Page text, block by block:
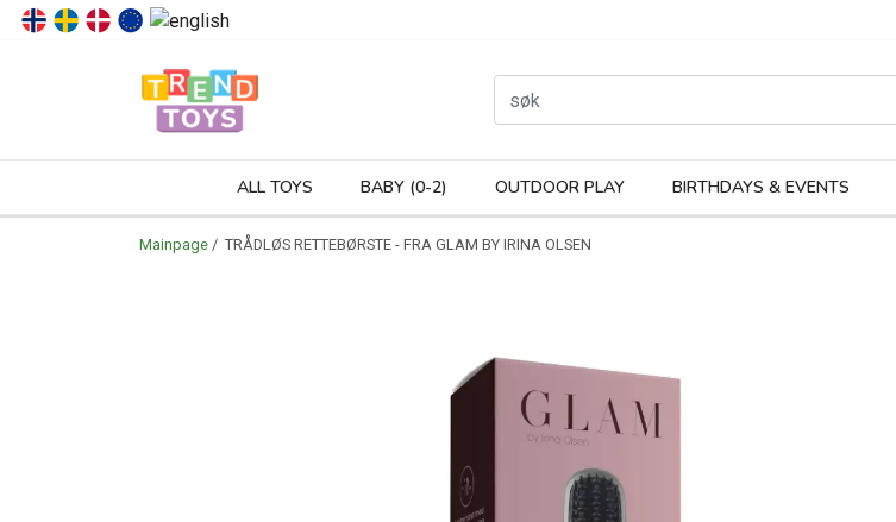
ALL TOYS BABY (0-2) OUTDOOR PLAY BIRTHDAYS & EVENTS
Mainpage / TRÅDLØS RETTEBØRSTE - FRA GLAM BY IRINA OLSEN